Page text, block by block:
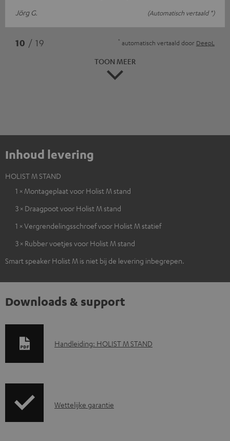
Jörg G.
(Automatisch vertaald *)
10 / 19 * automatisch vertaald door DeepL
TOON MEER
Inhoud levering
HOLIST M STAND
1 × Montageplaat voor Holist M stand
3 × Draagpoot voor Holist M stand
1 × Vergrendelingsschroef voor Holist M statief
3 × Rubber voetjes voor Holist M stand
Smart speaker Holist M is niet bij de levering inbegrepen.
Downloads & support
D
l
Handleiding: HOLIST M STAND
G
Wettelijke garantie